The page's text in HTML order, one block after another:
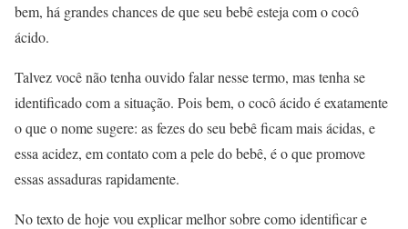
bem, há grandes chances de que seu bebê esteja com o cocô
ácido.
Talvez você não tenha ouvido falar nesse termo, mas tenha se
identificado com a situação. Pois bem, o cocô ácido é exatamente
o que o nome sugere: as fezes do seu bebê ficam mais ácidas, e
essa acidez, em contato com a pele do bebê, é o que promove
essas assaduras rapidamente.
No texto de hoje vou explicar melhor sobre como identificar e